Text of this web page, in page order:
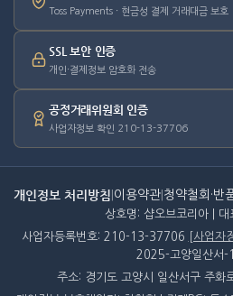
Toss Payments · 현금성 결제 거래대금 보호
SSL 보안 인증
개인·결제정보 암호화 전송
공정거래위원회 인증
사업자정보 확인 210-13-37706
개인정보 처리방침 이용약관 청약철회·반
상호명: 샵오브코리아 | 대
사업자등록번호: 210-13-37706
[사업자
2025-고양일산서-
주소: 경기도 고양시 일산서구 주